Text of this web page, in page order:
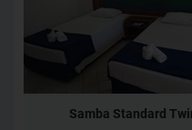
Samba Standard